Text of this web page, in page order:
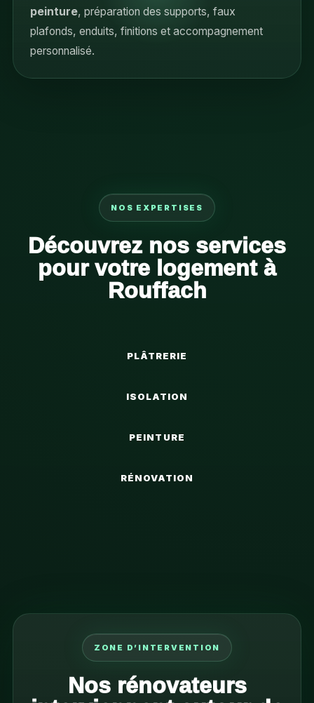
peinture, préparation des supports, faux
plafonds, enduits, finitions et accompagnement
personnalisé.
NOS EXPERTISES
Découvrez nos services
pour votre logement à
Rouffach
PLÂTRERIE
ISOLATION
PEINTURE
RÉNOVATION
ZONE D’INTERVENTION
Nos rénovateurs